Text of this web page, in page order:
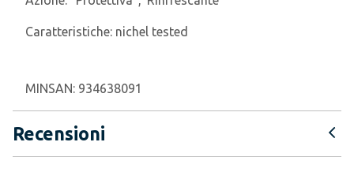
Caratteristiche: nichel tested
MINSAN: 934638091
Recensioni